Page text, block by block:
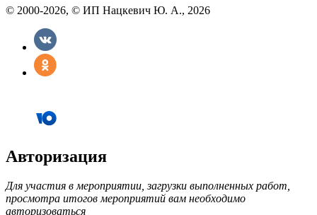
© 2000-2026, © ИП Нацкевич Ю. А., 2026
Авторизация
Для участия в мероприятии, загрузки выполненных работ,
просмотра итогов мероприятий вам необходимо
авторизоваться